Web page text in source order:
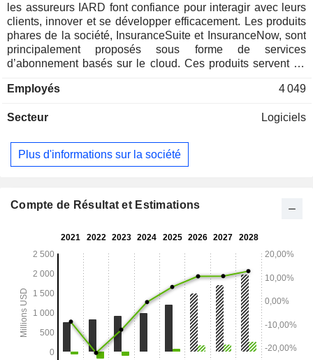
les assureurs IARD font confiance pour interagir avec leurs
clients, innover et se développer efficacement. Les produits
phares de la société, InsuranceSuite et InsuranceNow, sont
principalement proposés sous forme de services
d’abonnement basés sur le cloud. Ces produits servent de
entièrement en charge les opérations d’assurance,
la gestion des sinistres et la facturation. La société fournit
permettent des ventes fluides et un service omnicanal.
InsuranceSuite est un produit configurable et évolutif,
BillingCenter, PricingCenter et UnderwritingCenter)
ensemble. InsuranceNow est une application basée sur le
polices, de gestion des sinistres et de facturation, ainsi que
des capacités pré-intégrées de production de documents,
d’analyse et d’autres fonctionnalités.
Employés 4 049
Secteur Logiciels
Plus d'informations sur la société
Compte de Résultat et Estimations